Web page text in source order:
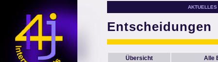
AKTUELLES
Entscheidungen
Übersicht Alle